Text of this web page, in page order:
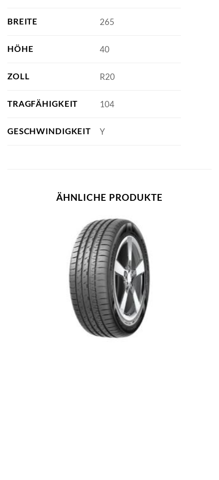
BREITE 265
HÖHE 40
ZOLL R20
TRAGFÄHIGKEIT 104
GESCHWINDIGKEIT Y
ÄHNLICHE PRODUKTE